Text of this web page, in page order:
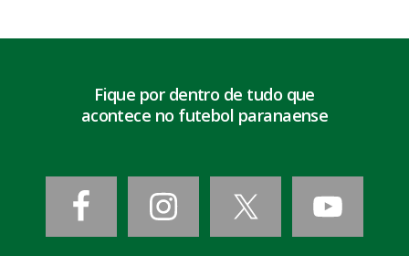
Fique por dentro de tudo que
acontece no futebol paranaense